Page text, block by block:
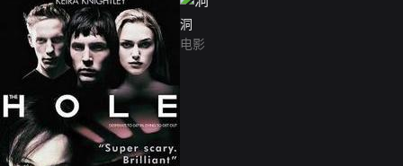
洞
电影